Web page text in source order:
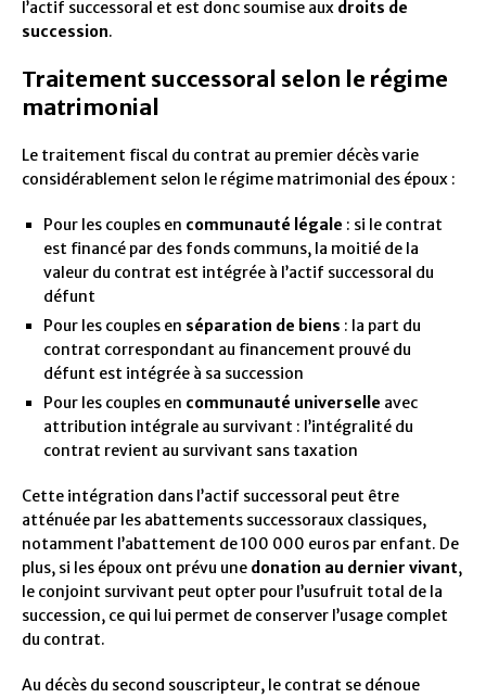
l’actif successoral et est donc soumise aux droits de
succession.
Traitement successoral selon le régime
matrimonial
Le traitement fiscal du contrat au premier décès varie
considérablement selon le régime matrimonial des époux :
Pour les couples en communauté légale : si le contrat
est financé par des fonds communs, la moitié de la
valeur du contrat est intégrée à l’actif successoral du
défunt
Pour les couples en séparation de biens : la part du
contrat correspondant au financement prouvé du
défunt est intégrée à sa succession
Pour les couples en communauté universelle avec
attribution intégrale au survivant : l’intégralité du
contrat revient au survivant sans taxation
Cette intégration dans l’actif successoral peut être
atténuée par les abattements successoraux classiques,
notamment l’abattement de 100 000 euros par enfant. De
plus, si les époux ont prévu une donation au dernier vivant,
le conjoint survivant peut opter pour l’usufruit total de la
succession, ce qui lui permet de conserver l’usage complet
du contrat.
Au décès du second souscripteur, le contrat se dénoue